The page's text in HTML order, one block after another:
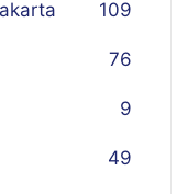
109
76
9
49